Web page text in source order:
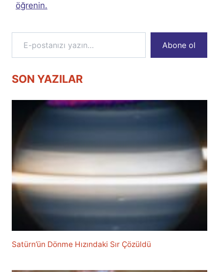
öğrenin.
E-postanızı yazın…
Abone ol
SON YAZILAR
Satürn’ün Dönme Hızındaki Sır Çözüldü